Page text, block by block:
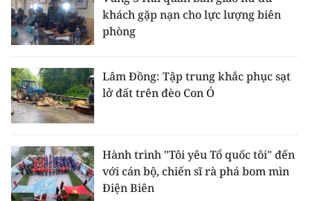
khách gặp nạn cho lực lượng biên
phòng
Lâm Đồng: Tập trung khắc phục sạt
lở đất trên đèo Con Ó
Hành trình "Tôi yêu Tổ quốc tôi" đến
với cán bộ, chiến sĩ rà phá bom mìn
Điện Biên